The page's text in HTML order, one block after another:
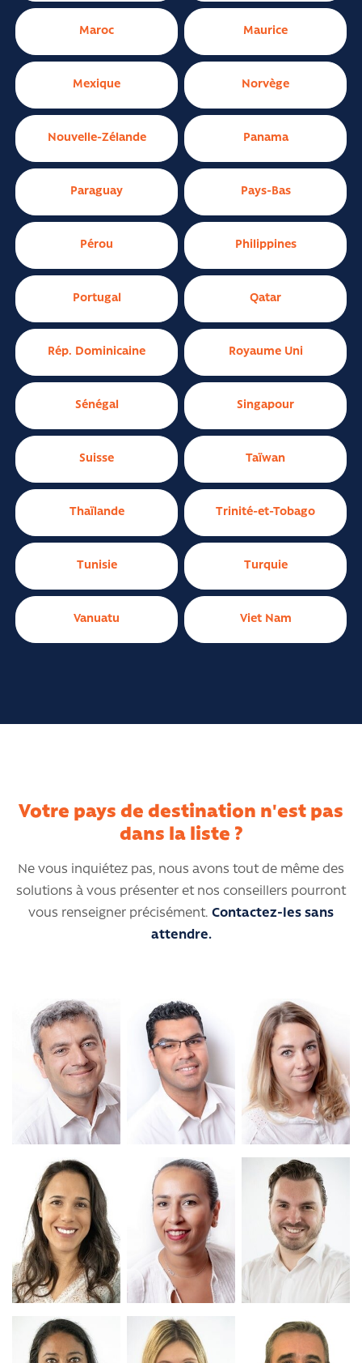
Maroc Maurice
Mexique Norvège
Nouvelle-Zélande Panama
Paraguay Pays-Bas
Pérou Philippines
Portugal Qatar
Rép. Dominicaine Royaume Uni
Sénégal Singapour
Suisse Taïwan
Thaïlande Trinité-et-Tobago
Tunisie Turquie
Vanuatu Viet Nam
Votre pays de destination n'est pas
dans la liste ?
Ne vous inquiétez pas, nous avons tout de même des
solutions à vous présenter et nos conseillers pourront
vous renseigner précisément. Contactez-les sans
attendre.